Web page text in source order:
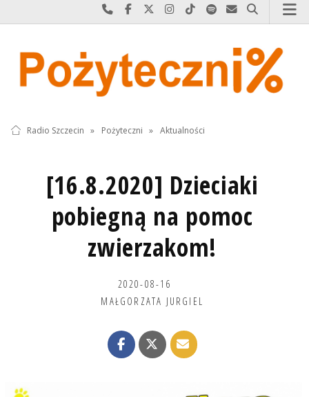
Najlepiej po prostu do nas zadzwoń
Odwiedź nas na Facebook-u
Odwiedź nas na X
Odwiedź nas na Instagram-ie
Odwiedź nas na TikTok-u
Szukaj nas na Spotify
Wyślij do nas
Szukaj
Radio Szczecin » Pożyteczni » Aktualności
[16.8.2020] Dzieciaki
pobiegną na pomoc
zwierzakom!
2020-08-16
MAŁGORZATA JURGIEL